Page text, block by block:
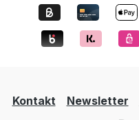
Kontakt Newsletter